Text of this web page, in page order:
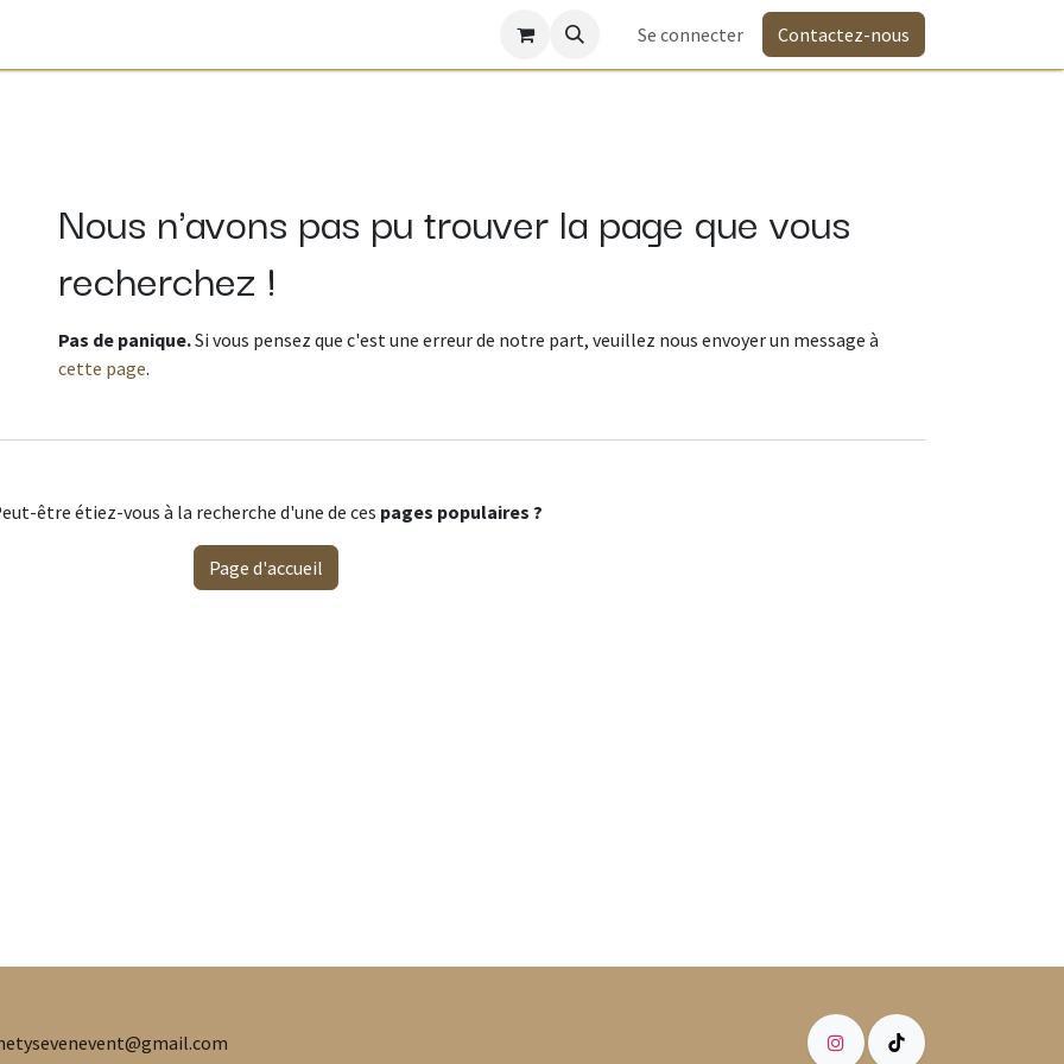
Se connecter Contactez-nous
Erreur 404
Nous n'avons pas pu trouver la page que vous
recherchez !
Pas de panique.Si vous pensez que c'est une erreur de notre part, veuillez nous envoyer un message à
cette page.
être étiez-vous à la recherche d'une de ces pages populaires ?
Page d'accueil